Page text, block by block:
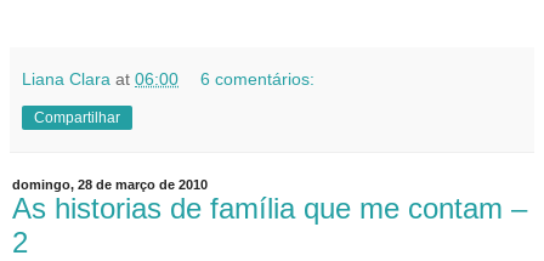
Liana Clara at 06:00 6 comentários:
Compartilhar
domingo, 28 de março de 2010
As historias de família que me contam –
2